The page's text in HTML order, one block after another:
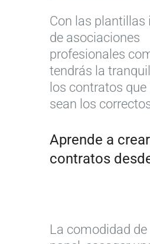
Con las plantillas
de asociaciones
profesionales
tendrás la
los contratos que
sean los
Aprende a
contratos
La comodidad